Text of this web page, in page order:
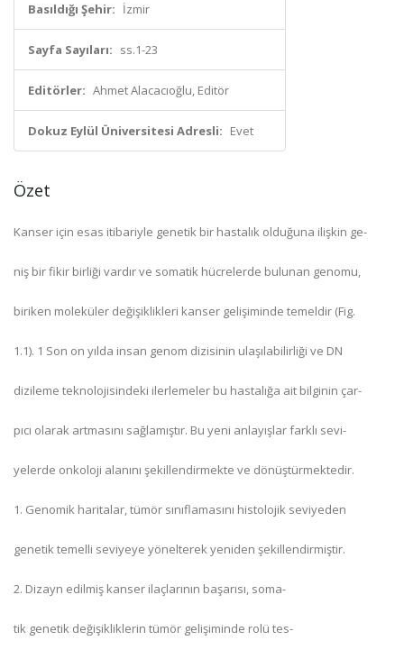
Basıldığı Şehir: İzmir
Sayfa Sayıları: ss.1-23
Editörler: Ahmet Alacacıoğlu, Editör
Dokuz Eylül Üniversitesi Adresli: Evet
Özet
Kanser için esas itibariyle genetik bir hastalık olduğuna ilişkin ge-
niş bir fikir birliği vardır ve somatik hücrelerde bulunan genomu,
biriken moleküler değişiklikleri kanser gelişiminde temeldir (Fig.
1.1). 1 Son on yılda insan genom dizisinin ulaşılabilirliği ve DN
dizileme teknolojisindeki ilerlemeler bu hastalığa ait bilginin çar-
pıcı olarak artmasını sağlamıştır. Bu yeni anlayışlar farklı sevi-
yelerde onkoloji alanını şekillendirmekte ve dönüştürmektedir.
1. Genomik haritalar, tümör sınıflamasını histolojik seviyeden
genetik temelli seviyeye yönelterek yeniden şekillendirmiştir.
2. Dizayn edilmiş kanser ilaçlarının başarısı, soma-
tik genetik değişikliklerin tümör gelişiminde rolü tes-